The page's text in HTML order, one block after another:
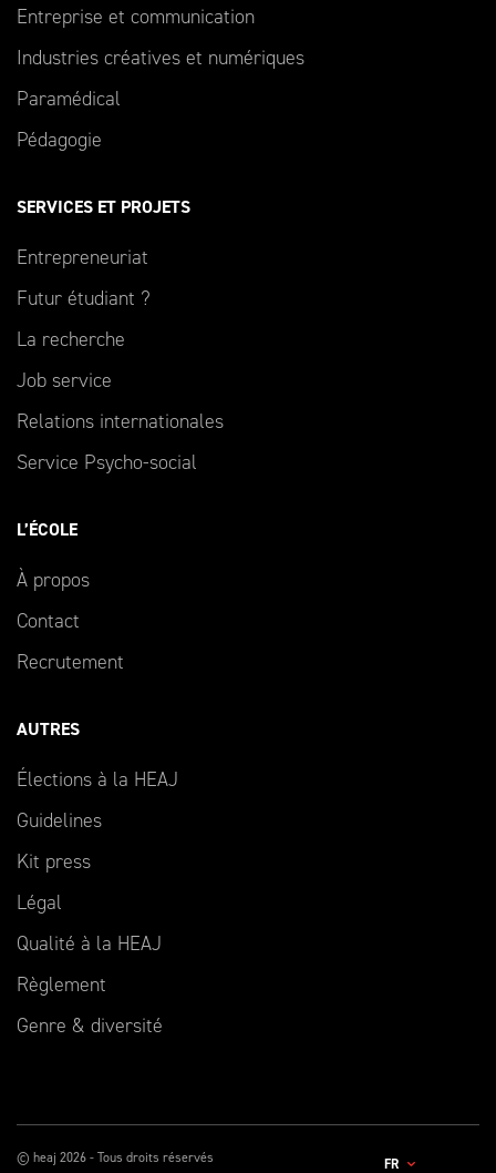
Entreprise et communication
Industries créatives et numériques
Paramédical
Pédagogie
SERVICES ET PROJETS
Entrepreneuriat
Futur étudiant ?
La recherche
Job service
Relations internationales
Service Psycho-social
L’ÉCOLE
À propos
Contact
Recrutement
AUTRES
Élections à la HEAJ
Guidelines
Kit press
Légal
Qualité à la HEAJ
Règlement
Genre & diversité
© heaj 2026 - Tous droits réservés FR